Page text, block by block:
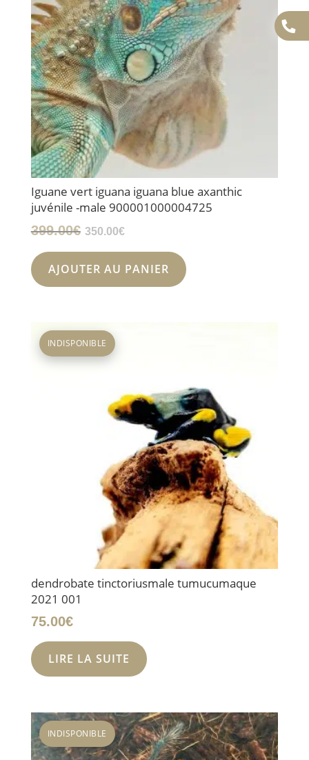
Iguane vert iguana iguana blue axanthic
juvénile -male 900001000004725
399.00€ Le
initial
était :
350.00€Le
actuel
est :
AJOUTER AU PANIER
dendrobate tinctoriusmale tumucumaque
2021 001
75.00€
INDISPONIBLE
LIRE LA SUITE
INDISPONIBLE